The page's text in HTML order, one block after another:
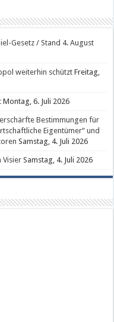
Gesetz / Stand 4. August
weiterhin schützt Freitag,
Montag, 6. Juli 2026
Bestimmungen für
Eigentümer“ und
Samstag, 4. Juli 2026
Visier Samstag, 4. Juli 2026